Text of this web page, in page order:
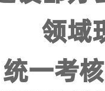
领域
统一考